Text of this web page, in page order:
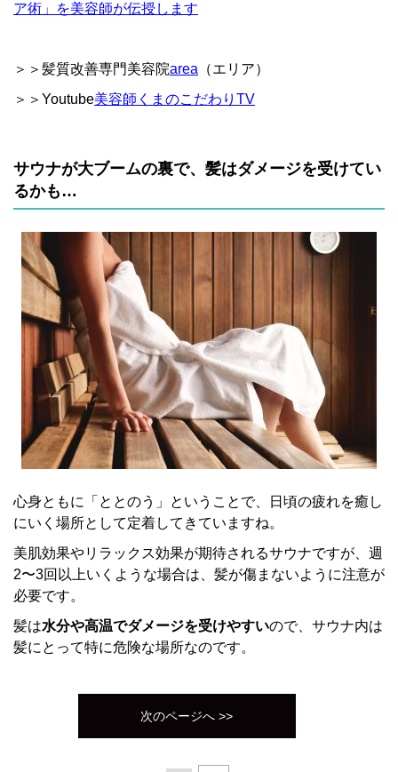
ア術」を美容師が伝授します
＞＞髪質改善専門美容院area （エリア）
＞＞Youtube美容師くまのこだわりTV
サウナが大ブームの裏で、髪はダメージを受けてい
るかも…
心身ともに「ととのう」ということで、日頃の疲れを癒し
にいく場所として定着してきていますね。
美肌効果やリラックス効果が期待されるサウナですが、週
2〜3回以上いくような場合は、髪が傷まないように注意が
必要です。
髪は水分や高温でダメージを受けやすいので、サウナ内は
髪にとって特に危険な場所なのです。
次のページへ >>